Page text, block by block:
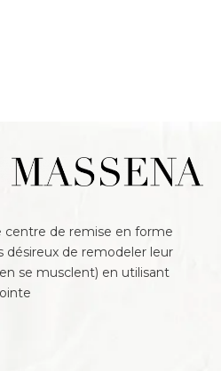
centre de remise en forme
de remodeler leur
se musclent) en utilisant